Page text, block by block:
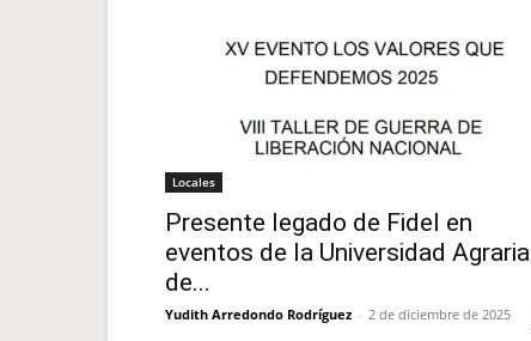
Locales
Presente legado de Fidel en
eventos de la Universidad Agraria
de...
Yudith Arredondo Rodríguez - 2 de diciembre de 2025